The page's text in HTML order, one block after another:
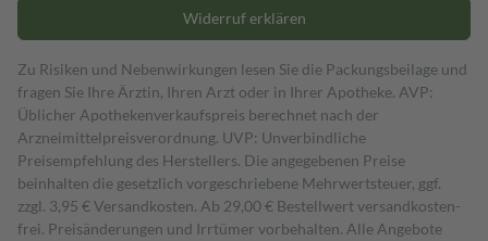
Widerruf erklären
Zu Risiken und Nebenwirkungen lesen Sie die Packungsbeilage und
fragen Sie Ihre Ärztin, Ihren Arzt oder in Ihrer Apotheke. AVP:
Üblicher Apothekenverkaufspreis berechnet nach der
Arzneimittelpreisverordnung. UVP: Unverbindliche
Preisempfehlung des Herstellers. Die angegebenen Preise
beinhalten die gesetzlich vorgeschriebene Mehrwertsteuer, ggf.
zzgl. 3,95 € Versandkosten. Ab 29,00 € Bestell­wert versand­kosten­
frei. Preisänderungen und Irrtümer vorbehalten. Alle Angebote